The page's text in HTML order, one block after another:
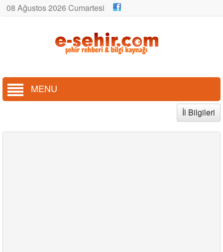
08 Ağustos 2026 Cumartesi
MENU
İl Bilgileri